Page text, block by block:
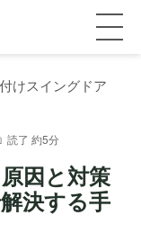
けスイングドア
読了 約5分
因と対策
決する手